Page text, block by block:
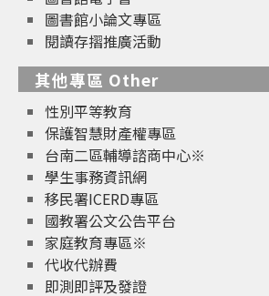
圖書館小論文專區
閱讀存摺推廣活動
其他專區 Other
性別平等教育
保護智慧財產權專區
台南二區輔導諮商中心※
學生事務資訊網
移民署ICERD專區
國教署公文公告平台
家庭教育專區※
代收代辦費
即測即評及發證